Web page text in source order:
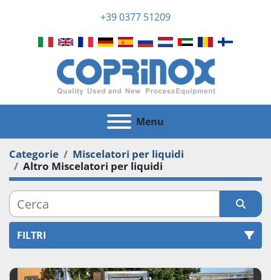
+39 0377 51209
Menu
Categorie
Miscelatori per liquidi
Altro Miscelatori per liquidi
FILTRI
Altro Miscelatori per liquidi (14)